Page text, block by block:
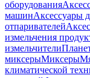
оборудования
машинАксессуары
отпаривателей
измельчения
измельчители
миксерыМиксеры
климатической